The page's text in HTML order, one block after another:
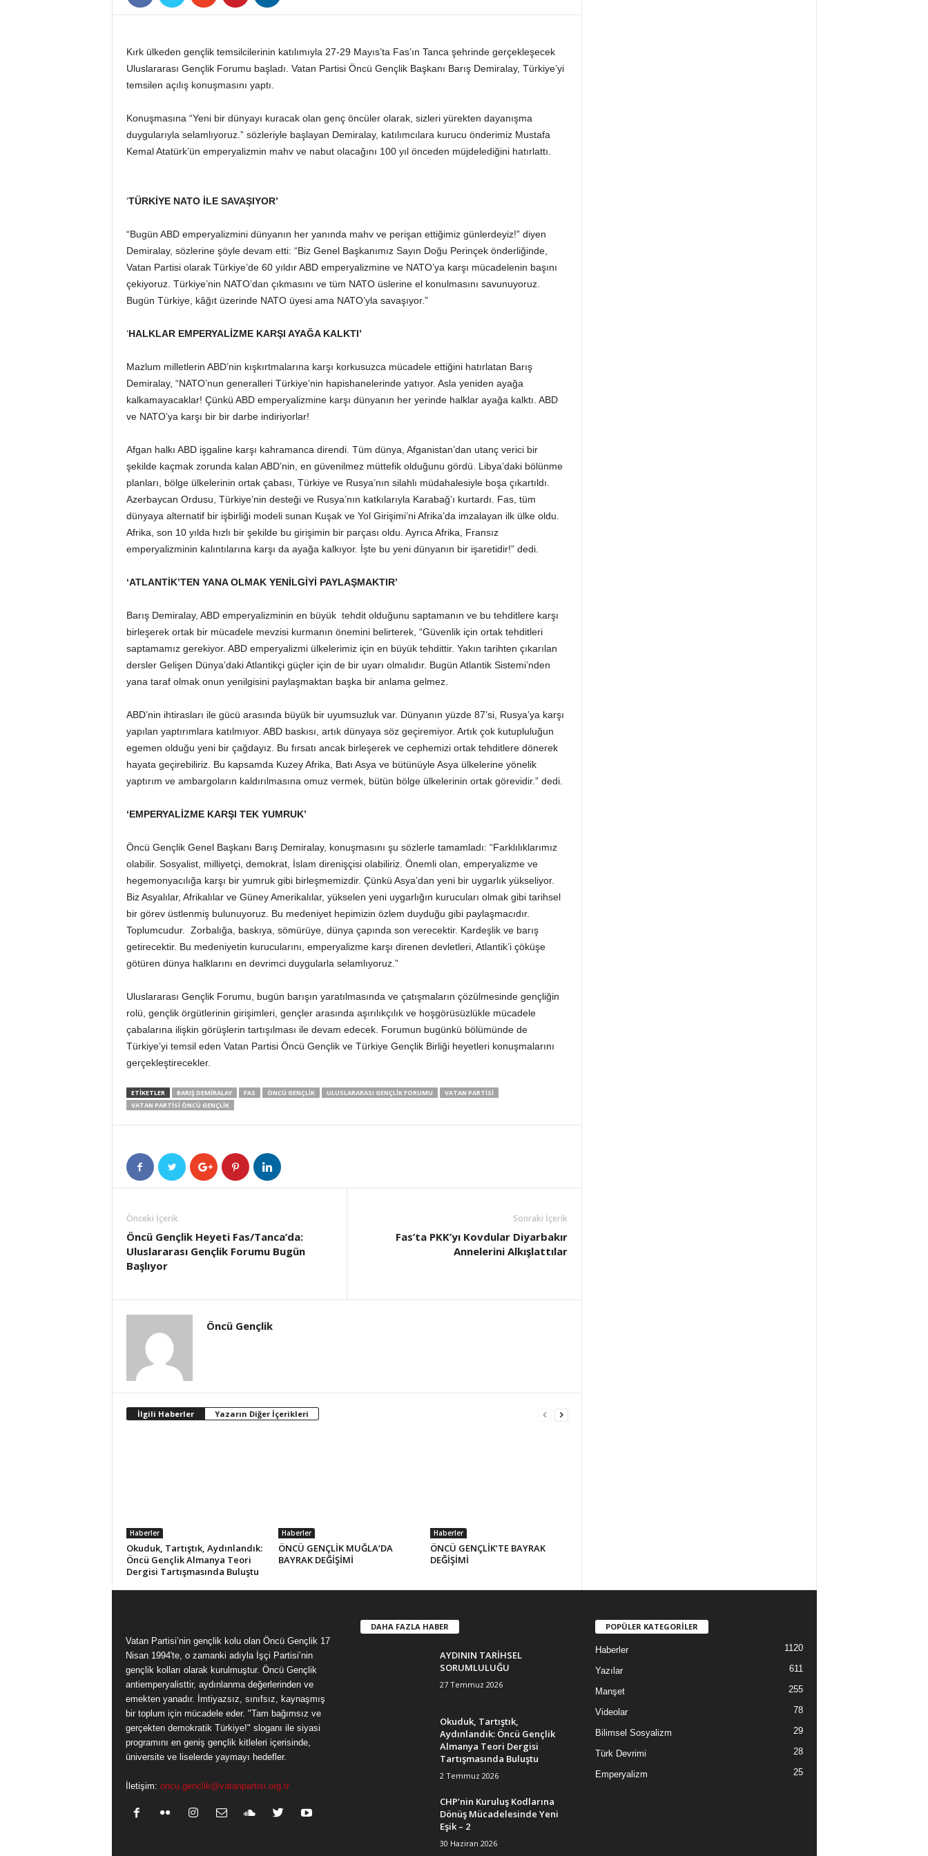
Kırk ülkeden gençlik temsilcilerinin katılımıyla 27-29 Mayıs’ta Fas’ın Tanca şehrinde gerçekleşecek
Uluslararası Gençlik Forumu başladı. Vatan Partisi Öncü Gençlik Başkanı Barış Demiralay, Türkiye’yi
temsilen açılış konuşmasını yaptı.
Konuşmasına “Yeni bir dünyayı kuracak olan genç öncüler olarak, sizleri yürekten dayanışma
duygularıyla selamlıyoruz.” sözleriyle başlayan Demiralay, katılımcılara kurucu önderimiz Mustafa
Kemal Atatürk’ün emperyalizmin mahv ve nabut olacağını 100 yıl önceden müjdelediğini hatırlattı.
‘TÜRKİYE NATO İLE SAVAŞIYOR’
“Bugün ABD emperyalizmini dünyanın her yanında mahv ve perişan ettiğimiz günlerdeyiz!” diyen
Demiralay, sözlerine şöyle devam etti: “Biz Genel Başkanımız Sayın Doğu Perinçek önderliğinde,
Vatan Partisi olarak Türkiye’de 60 yıldır ABD emperyalizmine ve NATO’ya karşı mücadelenin başını
çekiyoruz. Türkiye’nin NATO’dan çıkmasını ve tüm NATO üslerine el konulmasını savunuyoruz.
Bugün Türkiye, kâğıt üzerinde NATO üyesi ama NATO’yla savaşıyor.”
‘HALKLAR EMPERYALİZME KARŞI AYAĞA KALKTI’
Mazlum milletlerin ABD’nin kışkırtmalarına karşı korkusuzca mücadele ettiğini hatırlatan Barış
Demiralay, “NATO’nun generalleri Türkiye’nin hapishanelerinde yatıyor. Asla yeniden ayağa
kalkamayacaklar! Çünkü ABD emperyalizmine karşı dünyanın her yerinde halklar ayağa kalktı. ABD
ve NATO’ya karşı bir bir darbe indiriyorlar!
Afgan halkı ABD işgaline karşı kahramanca direndi. Tüm dünya, Afganistan’dan utanç verici bir
şekilde kaçmak zorunda kalan ABD’nin, en güvenilmez müttefik olduğunu gördü. Libya’daki bölünme
planları, bölge ülkelerinin ortak çabası, Türkiye ve Rusya’nın silahlı müdahalesiyle boşa çıkartıldı.
Azerbaycan Ordusu, Türkiye’nin desteği ve Rusya’nın katkılarıyla Karabağ’ı kurtardı. Fas, tüm
dünyaya alternatif bir işbirliği modeli sunan Kuşak ve Yol Girişimi’ni Afrika’da imzalayan ilk ülke oldu.
Afrika, son 10 yılda hızlı bir şekilde bu girişimin bir parçası oldu. Ayrıca Afrika, Fransız
emperyalizminin kalıntılarına karşı da ayağa kalkıyor. İşte bu yeni dünyanın bir işaretidir!” dedi.
‘ATLANTİK’TEN YANA OLMAK YENİLGİYİ PAYLAŞMAKTIR’
Barış Demiralay, ABD emperyalizminin en büyük tehdit olduğunu saptamanın ve bu tehditlere karşı
birleşerek ortak bir mücadele mevzisi kurmanın önemini belirterek, “Güvenlik için ortak tehditleri
saptamamız gerekiyor. ABD emperyalizmi ülkelerimiz için en büyük tehdittir. Yakın tarihten çıkarılan
dersler Gelişen Dünya’daki Atlantikçi güçler için de bir uyarı olmalıdır. Bugün Atlantik Sistemi’nden
yana taraf olmak onun yenilgisini paylaşmaktan başka bir anlama gelmez.
ABD’nin ihtirasları ile gücü arasında büyük bir uyumsuzluk var. Dünyanın yüzde 87’si, Rusya’ya karşı
yapılan yaptırımlara katılmıyor. ABD baskısı, artık dünyaya söz geçiremiyor. Artık çok kutupluluğun
egemen olduğu yeni bir çağdayız. Bu fırsatı ancak birleşerek ve cephemizi ortak tehditlere dönerek
hayata geçirebiliriz. Bu kapsamda Kuzey Afrika, Batı Asya ve bütünüyle Asya ülkelerine yönelik
yaptırım ve ambargoların kaldırılmasına omuz vermek, bütün bölge ülkelerinin ortak görevidir.” dedi.
‘EMPERYALİZME KARŞI TEK YUMRUK’
Öncü Gençlik Genel Başkanı Barış Demiralay, konuşmasını şu sözlerle tamamladı: “Farklılıklarımız
olabilir. Sosyalist, milliyetçi, demokrat, İslam direnişçisi olabiliriz. Önemli olan, emperyalizme ve
hegemonyacılığa karşı bir yumruk gibi birleşmemizdir. Çünkü Asya’dan yeni bir uygarlık yükseliyor.
Biz Asyalılar, Afrikalılar ve Güney Amerikalılar, yükselen yeni uygarlığın kurucuları olmak gibi tarihsel
bir görev üstlenmiş bulunuyoruz. Bu medeniyet hepimizin özlem duyduğu gibi paylaşmacıdır.
Toplumcudur. Zorbalığa, baskıya, sömürüye, dünya çapında son verecektir. Kardeşlik ve barış
getirecektir. Bu medeniyetin kurucularını, emperyalizme karşı direnen devletleri, Atlantik’i çöküşe
götüren dünya halklarını en devrimci duygularla selamlıyoruz.”
Uluslararası Gençlik Forumu, bugün barışın yaratılmasında ve çatışmaların çözülmesinde gençliğin
rolü, gençlik örgütlerinin girişimleri, gençler arasında aşırılıkçılık ve hoşgörüsüzlükle mücadele
çabalarına ilişkin görüşlerin tartışılması ile devam edecek. Forumun bugünkü bölümünde de
Türkiye’yi temsil eden Vatan Partisi Öncü Gençlik ve Türkiye Gençlik Birliği heyetleri konuşmalarını
gerçekleştirecekler.
ETIKETLER BARIŞ DEMIRALAY FAS ÖNCÜ GENÇLIK ULUSLARARASI GENÇLIK FORUMU
VATAN PARTİSİ
VATAN PARTİSİ ÖNCÜ GENÇLİK
Önceki İçerik
Öncü Gençlik Heyeti Fas/Tanca’da:
Uluslararası Gençlik Forumu Bugün
Başlıyor
Sonraki İçerik
Fas’ta PKK’yı Kovdular Diyarbakır
Annelerini Alkışlattılar
Öncü Gençlik
İlgili Haberler Yazarın Diğer İçerikleri
Haberler
Okuduk, Tartıştık, Aydınlandık:
Öncü Gençlik Almanya Teori
Dergisi Tartışmasında Buluştu
Haberler
ÖNCÜ GENÇLİK MUĞLA’DA
BAYRAK DEĞİŞİMİ
Haberler
ÖNCÜ GENÇLİK’TE BAYRAK
DEĞİŞİMİ
Vatan Partisi’nin gençlik kolu olan Öncü Gençlik 17
Nisan 1994'te, o zamanki adıyla İşçi Partisi’nin
gençlik kolları olarak kurulmuştur. Öncü Gençlik
antiemperyalisttir, aydınlanma değerlerinden ve
emekten yanadır. İmtiyazsız, sınıfsız, kaynaşmış
bir toplum için mücadele eder. "Tam bağımsız ve
gerçekten demokratik Türkiye!" sloganı ile siyasi
programını en geniş gençlik kitleleri içerisinde,
üniversite ve liselerde yaymayı hedefler.
İletişim: oncu.genclik@vatanpartisi.org.tr
DAHA FAZLA HABER
AYDININ TARİHSEL
SORUMLULUĞU
27 Temmuz 2026
Okuduk, Tartıştık,
Aydınlandık: Öncü Gençlik
Almanya Teori Dergisi
Tartışmasında Buluştu
2 Temmuz 2026
CHP’nin Kuruluş Kodlarına
Dönüş Mücadelesinde Yeni
Eşik – 2
30 Haziran 2026
POPÜLER KATEGORİLER
Haberler 1120
Yazılar 611
Manşet 255
Videolar 78
Bilimsel Sosyalizm 29
Türk Devrimi 28
Emperyalizm 25